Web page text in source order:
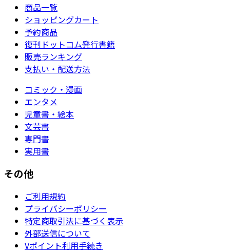
商品一覧
ショッピングカート
予約商品
復刊ドットコム発行書籍
販売ランキング
支払い・配送方法
コミック・漫画
エンタメ
児童書・絵本
文芸書
専門書
実用書
その他
ご利用規約
プライバシーポリシー
特定商取引法に基づく表示
外部送信について
Vポイント利用手続き